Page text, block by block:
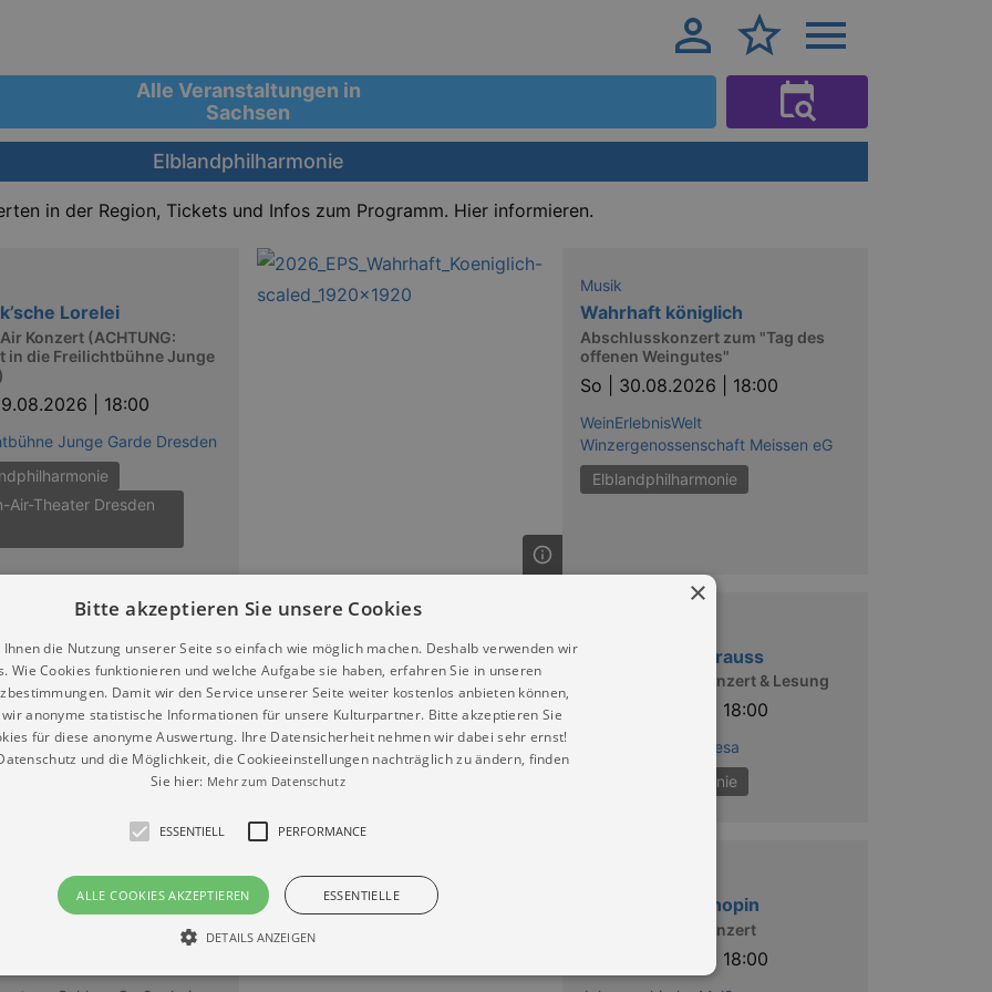
Alle Veranstaltungen in
Sachsen
Elblandphilharmonie
in der Region, Tickets und Infos zum Programm. Hier informieren.
Lorelei
Konzert (ACHTUNG:
in die Freilichtbühne Junge
| 18:00
Junge Garde Dresden
Air-Theater Dresden
Musik
Wahrhaft königlich
Abschlusskonzert zum "Tag des
offenen Weingutes"
So | 30.08.2026 | 18:00
WeinErlebnisWelt
Winzergenossenschaft Meissen eG
Elblandphilharmonie
spielt Strauss
Konzert & Lesung
| 18:00
St. Marien Pirna
Klieser spielt Strauss
Das Klassische Konzert & Lesung
23.10.2026 | 18:00
Stadthalle Stern Riesa
Elblandphilharmonie
spielt Strauss
Konzert & Lesung
Brauss spielt Chopin
Das Klassische Konzert
31.10.2026 | 18:00
×
Bitte akzeptieren Sie unsere Cookies
die Nutzung unserer Seite so einfach wie möglich machen. Deshalb verwenden wir
Wie Cookies funktionieren und welche Aufgabe sie haben, erfahren Sie in unseren
Damit wir den Service unserer Seite weiter kostenlos anbieten können,
anonyme statistische Informationen für unsere Kulturpartner. Bitte akzeptieren Sie
für diese anonyme Auswertung. Ihre Datensicherheit nehmen wir dabei sehr ernst!
und die Möglichkeit, die Cookieeinstellungen nachträglich zu ändern, finden
Sie hier: Mehr zum Datenschutz
ESSENTIELL PERFORMANCE
ALLE COOKIES AKZEPTIEREN ESSENTIELLE
DETAILS ANZEIGEN